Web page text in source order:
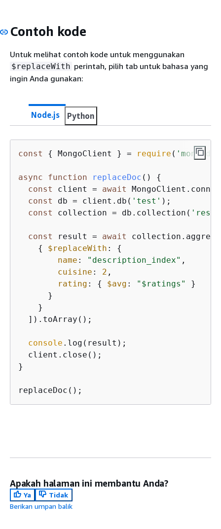
Contoh kode
Untuk melihat contoh kode untuk menggunakan
$replaceWith perintah, pilih tab untuk bahasa yang
ingin Anda gunakan:
Node.js Python
const { MongoClient } = require ( 'mongodb'
async function replaceDoc ( ) {
const
client = await
const
db = client.db( 'test' );
const
collection = db.collection(
const result = await
{
$replaceWith : {
name : "description_index" ,
cuisine : 2 ,
rating : { $avg : "$ratings"
}
      }
    }
  ]).toArray();
console .log(result);
  client.close();
}
replaceDoc();
Apakah halaman ini membantu Anda?
Ya
Tidak
Berikan umpan balik